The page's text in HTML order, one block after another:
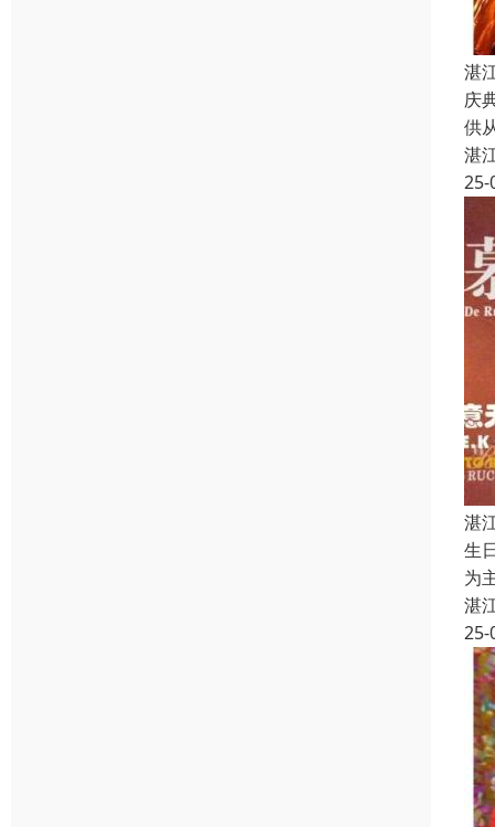
湛
庆
供
湛
25-
湛
生
为
湛
25-